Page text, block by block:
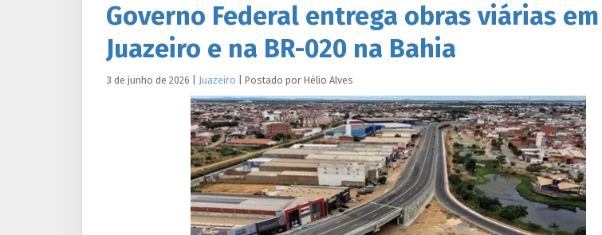
Governo Federal entrega obras viárias em
Juazeiro e na BR-020 na Bahia
3 de junho de 2026 Juazeiro Postado por Hélio Alves